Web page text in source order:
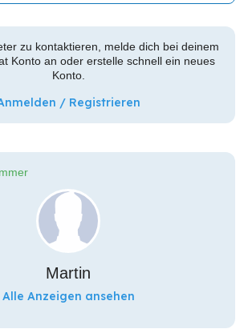
zu kontaktieren, melde dich bei deinem
Konto an oder erstelle schnell ein neues
Konto.
/ Registrieren
Martin
Alle Anzeigen ansehen